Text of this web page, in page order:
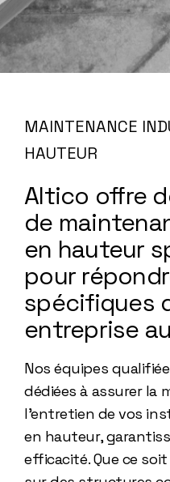
MAINTENANCE
HAUTEUR
Altico offre
de
en hauteur
pour
spécifiques
entreprise
Nos équipes
dédiées à assurer la
l'entretien de vos
en hauteur,
efficacité. Que ce